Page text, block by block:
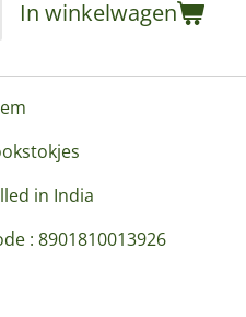
In winkelwagen
in India
: 8901810013926